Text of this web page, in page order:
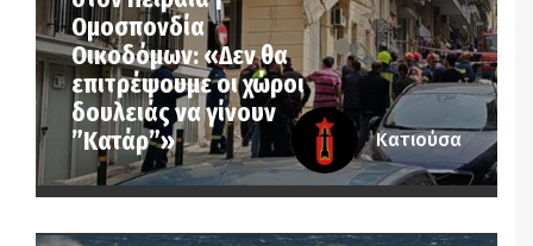
Ομοσπονδία
Οικοδόμων: «Δεν θα
επιτρέψουμε οι χώροι
δουλειάς να γίνουν
”Κατάρ”»
Κατιούσα